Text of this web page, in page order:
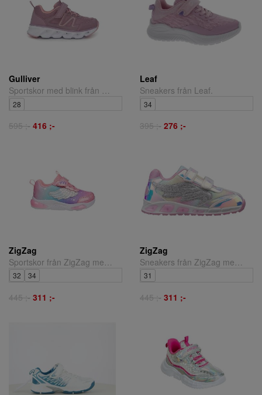
Gulliver
Sportskor med blink från Gulliver.
28
595 ;- 416 ;-
Leaf
Sneakers från Leaf.
34
395 ;- 276 ;-
ZigZag
32 34
445 ;- 311 ;-
ZigZag
31
445 ;- 311 ;-